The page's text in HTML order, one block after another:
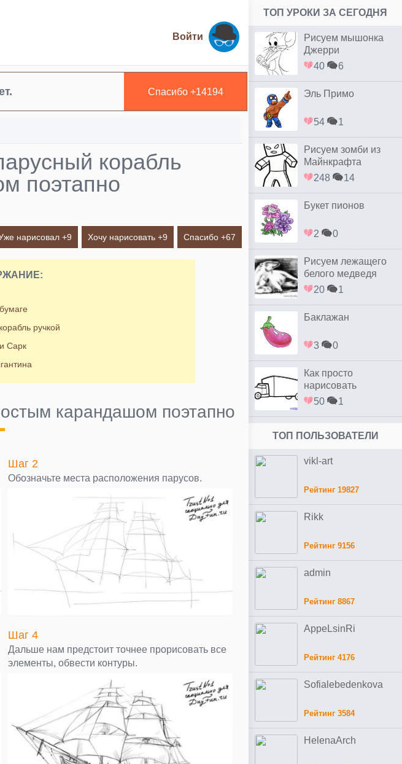
Войти
Спасибо +14194
корабль
поэтапно
нарисовал +9 Хочу нарисовать +9 Спасибо +67
ручкой
Сарк
карандашом поэтапно
Шаг 2
Обозначьте места расположения парусов.
Шаг 4
Дальше нам предстоит точнее прорисовать все
элементы, обвести контуры.
ТОП УРОКИ ЗА СЕГОДНЯ
Рисуем мышонка
Джерри
40
6
Эль Примо
54 1
Рисуем зомби из
Майнкрафта
248
14
Букет пионов
2 0
Рисуем лежащего
белого медведя
20
1
Баклажан
3 0
Как просто
нарисовать
грузовик ребенку
50 1
ТОП ПОЛЬЗОВАТЕЛИ
vikl-art
Рейтинг 19827
Rikk
Рейтинг 9156
admin
Рейтинг 8867
AppeLsinRi
Рейтинг 4176
Sofialebedenkova
Рейтинг 3584
HelenaArch